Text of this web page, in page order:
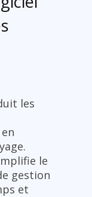
les
le
gestion
et